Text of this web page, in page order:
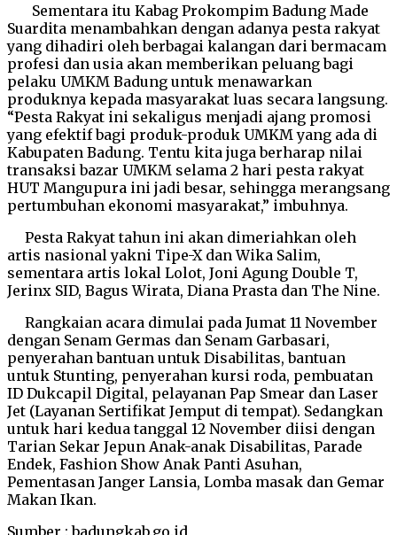
Sementara itu Kabag Prokompim Badung Made
Suardita menambahkan dengan adanya pesta rakyat
yang dihadiri oleh berbagai kalangan dari bermacam
profesi dan usia akan memberikan peluang bagi
pelaku UMKM Badung untuk menawarkan
produknya kepada masyarakat luas secara langsung.
“Pesta Rakyat ini sekaligus menjadi ajang promosi
yang efektif bagi produk-produk UMKM yang ada di
Kabupaten Badung. Tentu kita juga berharap nilai
transaksi bazar UMKM selama 2 hari pesta rakyat
HUT Mangupura ini jadi besar, sehingga merangsang
pertumbuhan ekonomi masyarakat,” imbuhnya.
Pesta Rakyat tahun ini akan dimeriahkan oleh
artis nasional yakni Tipe-X dan Wika Salim,
sementara artis lokal Lolot, Joni Agung Double T,
Jerinx SID, Bagus Wirata, Diana Prasta dan The Nine.
Rangkaian acara dimulai pada Jumat 11 November
dengan Senam Germas dan Senam Garbasari,
penyerahan bantuan untuk Disabilitas, bantuan
untuk Stunting, penyerahan kursi roda, pembuatan
ID Dukcapil Digital, pelayanan Pap Smear dan Laser
Jet (Layanan Sertifikat Jemput di tempat). Sedangkan
untuk hari kedua tanggal 12 November diisi dengan
Tarian Sekar Jepun Anak-anak Disabilitas, Parade
Endek, Fashion Show Anak Panti Asuhan,
Pementasan Janger Lansia, Lomba masak dan Gemar
Makan Ikan.
Sumber : badungkab.go.id